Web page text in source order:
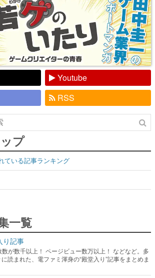
Youtube
RSS
プ
ている記事ランキング
一覧
り記事
が数千以上！ ページビュー数万以上！ などなど。多
に読まれた、電ファミ渾身の“殿堂入り”記事をまとめま